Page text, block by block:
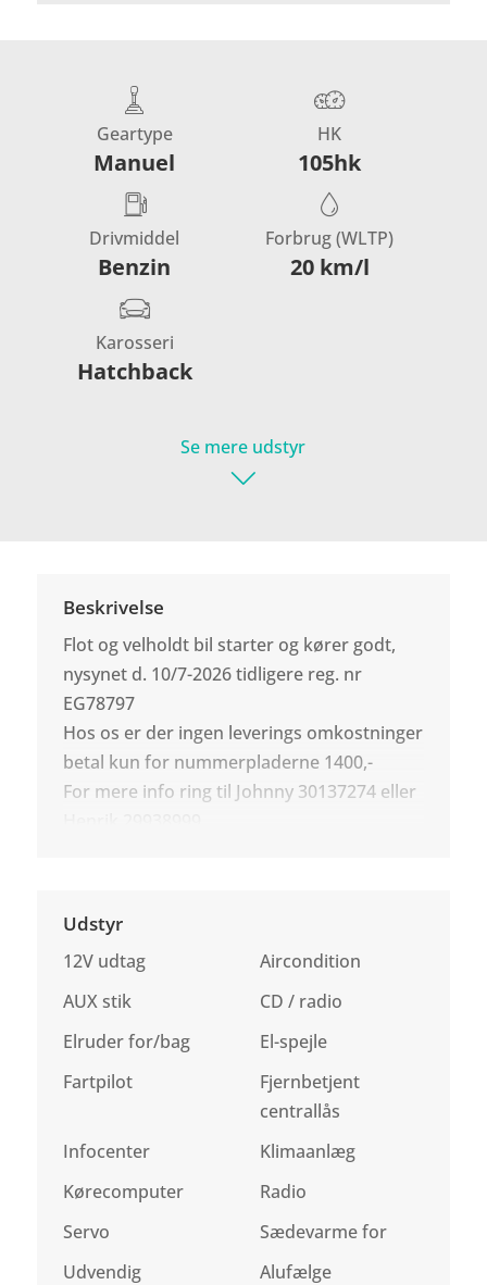
Geartype
Manuel
HK
105hk
Drivmiddel
Benzin
Forbrug (WLTP)
20 km/l
Karosseri
Hatchback
Se mere udstyr
Beskrivelse
Flot og velholdt bil starter og kører godt,
nysynet d. 10/7-2026 tidligere reg. nr
EG78797
Hos os er der ingen leverings omkostninger
betal kun for nummerpladerne 1400,-
For mere info ring til Johnny 30137274 eller
Udstyr
12V udtag
Aircondition
AUX stik
CD / radio
Elruder for/bag
El-spejle
Fartpilot
Fjernbetjent
centrallås
Infocenter
Klimaanlæg
Kørecomputer
Radio
Servo
Sædevarme for
Udvendig
Alufælge